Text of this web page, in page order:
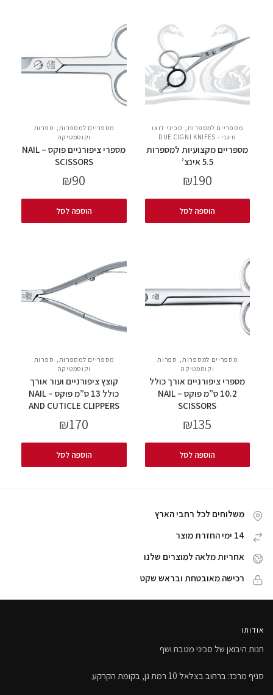
מספריים למספרות , סכיני דואו
סיגני - DUE CIGNI KNIFES
מספריים מקצועיות למספרות
5.5 אינצ’
₪190
הוספה לסל
מספריים למספרות , ספרות
וקוסמטיקה
מספרי ציפורניים פוקס – NAIL
SCISSORS
₪90
הוספה לסל
מספריים למספרות , ספרות
וקוסמטיקה
מספרי ציפורניים אורך כולל
10.2 ס”מ פוקס – NAIL
SCISSORS
₪135
הוספה לסל
מספריים למספרות , ספרות
וקוסמטיקה
קוצץ ציפורניים ועור אורך
כולל 13 ס”מ פוקס – NAIL
AND CUTICLE CLIPPERS
₪170
הוספה לסל
משלוחים לכל רחבי הארץ
14 ימי החזרת מוצר
אחריות מלאה למוצרים שלנו
רכישה מאובטחת ובראש שקט
אודותו
חנות היבואן של סכיני מטבח ושף
סניף מרכז: ברחוב בצלאל 10 רמת גן, בקומת הקרקע.